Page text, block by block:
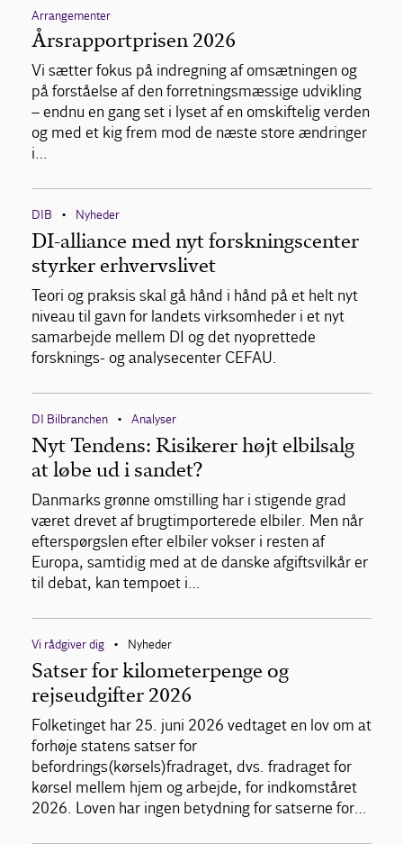
Arrangementer
Årsrapportprisen 2026
Vi sætter fokus på indregning af omsætningen og
på forståelse af den forretningsmæssige udvikling
– endnu en gang set i lyset af en omskiftelig verden
og med et kig frem mod de næste store ændringer
i…
DIB • Nyheder
DI-alliance med nyt forskningscenter
styrker erhvervslivet
Teori og praksis skal gå hånd i hånd på et helt nyt
niveau til gavn for landets virksomheder i et nyt
samarbejde mellem DI og det nyoprettede
forsknings- og analysecenter CEFAU.
DI Bilbranchen • Analyser
Nyt Tendens: Risikerer højt elbilsalg
at løbe ud i sandet?
Danmarks grønne omstilling har i stigende grad
været drevet af brugtimporterede elbiler. Men når
efterspørgslen efter elbiler vokser i resten af
Europa, samtidig med at de danske afgiftsvilkår er
til debat, kan tempoet i…
Vi rådgiver dig • Nyheder
Satser for kilometerpenge og
rejseudgifter 2026
Folketinget har 25. juni 2026 vedtaget en lov om at
forhøje statens satser for
befordrings(kørsels)fradraget, dvs. fradraget for
kørsel mellem hjem og arbejde, for indkomståret
2026. Loven har ingen betydning for satserne for…